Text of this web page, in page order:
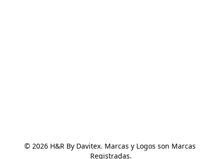
© 2026 H&R By Davitex. Marcas y Logos son Marcas
Registradas.